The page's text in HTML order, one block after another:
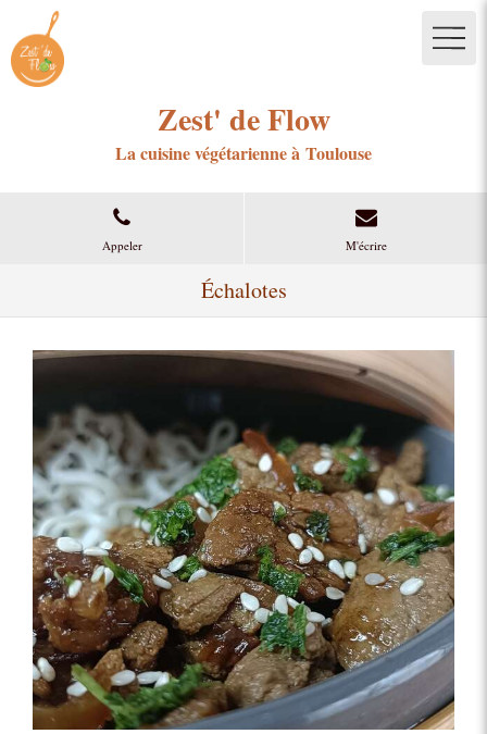
Zest' de Flow
La cuisine végétarienne à Toulouse
Appeler M'écrire
Échalotes